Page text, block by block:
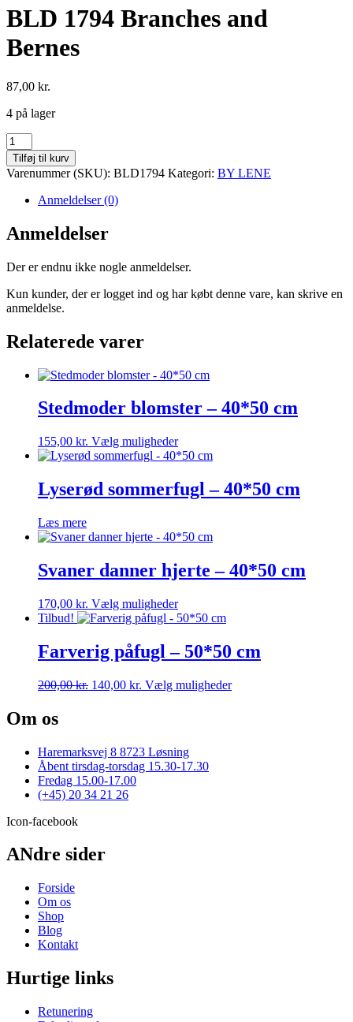
BLD 1794 Branches and
Bernes
87,00 kr.
4 på lager
BLD
1794
Branches
and
Bernes
Tilføj til kurv
Varenummer (SKU): BLD1794 Kategori: BY LENE
Anmeldelser (0)
Anmeldelser
Der er endnu ikke nogle anmeldelser.
Kun kunder, der er logget ind og har købt denne vare, kan skrive en
anmeldelse.
Relaterede varer
Stedmoder blomster – 40*50 cm
155,00 kr. Vælg mulighederDette
vare
flere
varianter.
vælges
varesiden
Lyserød sommerfugl – 40*50 cm
Læs mere
Svaner danner hjerte – 40*50 cm
170,00 kr. Vælg mulighederDette
vare
flere
varianter.
kan
Tilbud!
Farverig påfugl – 50*50 cm
200,00kr. Den
140,00 kr. Den
Vælg mulighederDette
Om os
Haremarksvej 8 8723 Løsning
Åbent tirsdag-torsdag 15.30-17.30
Fredag 15.00-17.00
(+45) 20 34 21 26
Icon-facebook
ANdre sider
Forside
Om os
Shop
Blog
Kontakt
Hurtige links
Retunering